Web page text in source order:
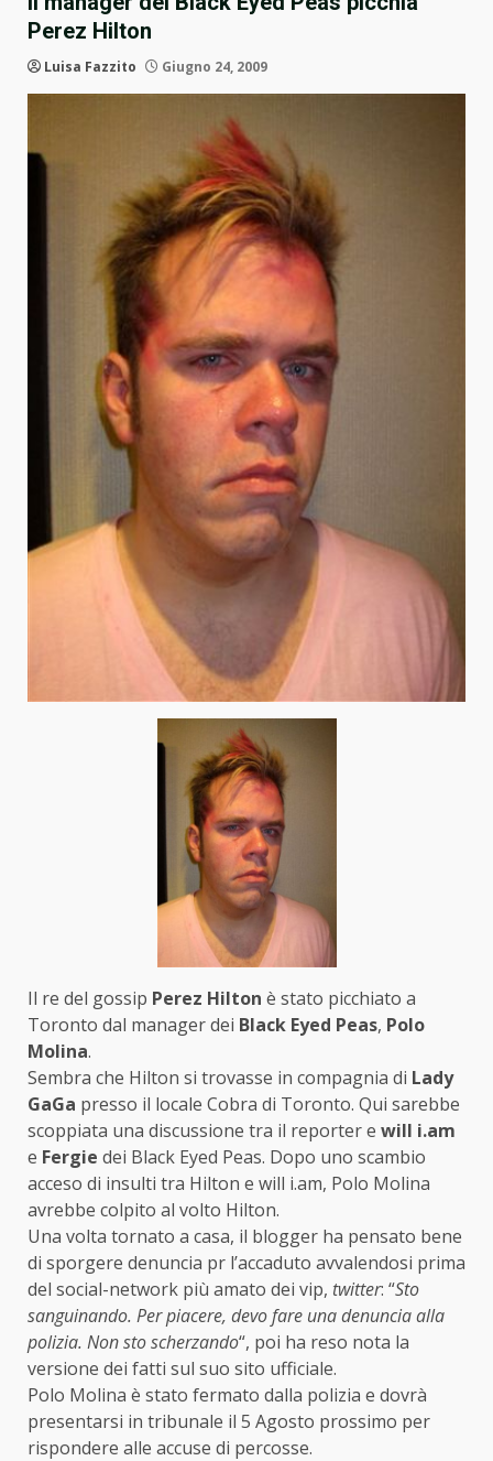
Perez Hilton
Luisa Fazzito Giugno 24, 2009
Il re del gossip Perez Hilton è stato picchiato a
Toronto dal manager dei Black Eyed Peas, Polo
Molina.
Sembra che Hilton si trovasse in compagnia di Lady
GaGa presso il locale Cobra di Toronto. Qui sarebbe
scoppiata una discussione tra il reporter e will i.am
e Fergie dei Black Eyed Peas. Dopo uno scambio
acceso di insulti tra Hilton e will i.am, Polo Molina
avrebbe colpito al volto Hilton.
Una volta tornato a casa, il blogger ha pensato bene
di sporgere denuncia pr l’accaduto avvalendosi prima
del social-network più amato dei vip, twitter: “Sto
sanguinando. Per piacere, devo fare una denuncia alla
polizia. Non sto scherzando“, poi ha reso nota la
versione dei fatti sul suo sito ufficiale.
Polo Molina è stato fermato dalla polizia e dovrà
presentarsi in tribunale il 5 Agosto prossimo per
rispondere alle accuse di percosse.